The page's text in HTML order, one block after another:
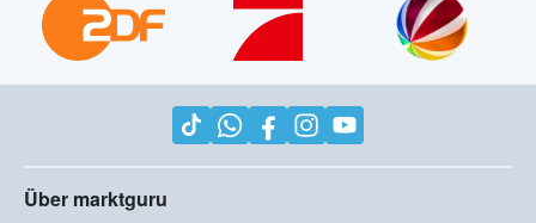
Über marktguru